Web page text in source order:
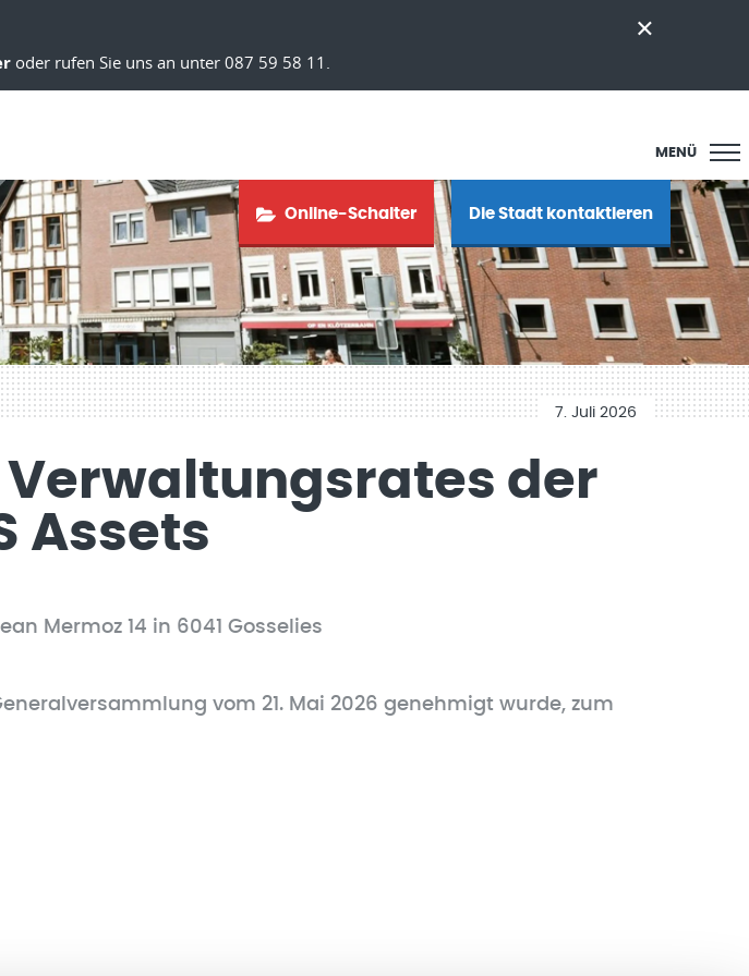
oder rufen Sie uns an unter 087 59 58 11.
MENÜ
Online-Schalter Die Stadt kontaktieren
7. Juli 2026
der
Assets
Mermoz 14 in 6041 Gosselies
vom 21. Mai 2026 genehmigt wurde, zum